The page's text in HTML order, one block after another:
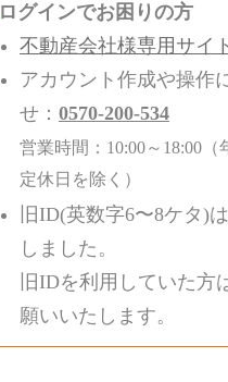
ログインでお困りの方
不動産会社様専用サイ
アカウント作成や操作
せ： 0570-200-534
営業時間：10:00～18:00
定休日を除く）
旧ID(英数字6〜8ケタ)は
しました。
旧IDを利用していた
願いいたします。